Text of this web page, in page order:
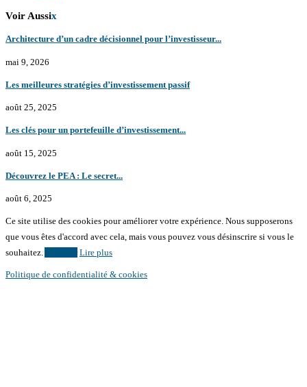
Voir Aussix
Architecture d’un cadre décisionnel pour l’investisseur...
mai 9, 2026
Les meilleures stratégies d’investissement passif
août 25, 2025
Les clés pour un portefeuille d’investissement...
août 15, 2025
Découvrez le PEA : Le secret...
août 6, 2025
Ce site utilise des cookies pour améliorer votre expérience. Nous supposerons
que vous êtes d'accord avec cela, mais vous pouvez vous désinscrire si vous le
souhaitez.
Lire plus
Politique de confidentialité & cookies